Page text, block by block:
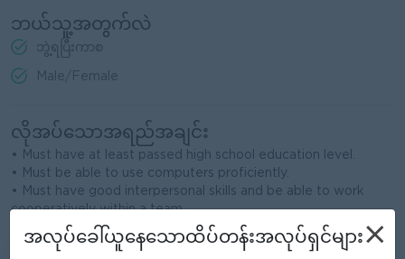
ဘယ်သူ့အတွက်လဲ
ဘွဲ့ရပြီးကာစ
Male/Female
လိုအပ်သောအရည်အချင်း
• Must have at least passed high school education level.
• Must be able to use computers proficiently.
• Must have good interpersonal skills and be able to work
cooperatively within a team.
အလုပ်ခေါ်ယူနေသောထိပ်တန်းအလုပ်ရှင်များ×